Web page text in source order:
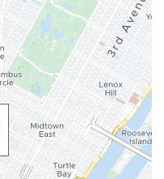
מסעדת א־לה־קארט
בר
בית קפה באתר
שירותי קבלה
דלפק קבלה 24 שעות ביממה
אחסון מטען